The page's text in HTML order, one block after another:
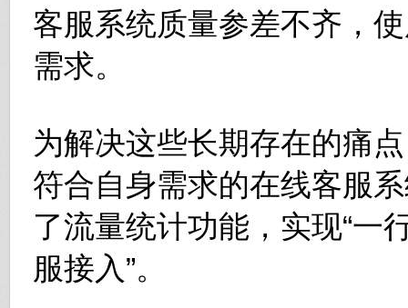
客服系统质量参差不齐，
需求。
为解决这些长期存在的痛
符合自身需求的在线客服
了流量统计功能，实现“一
服接入”。